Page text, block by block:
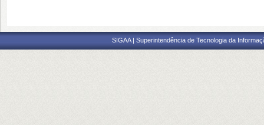
SIGAA | Superintendência de Tecnologia da